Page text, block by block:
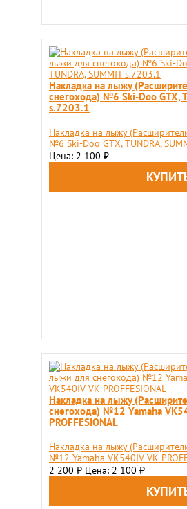
Накладка на лыжу
снегохода) №6 Ski-Doo GTX,
s.7203.1
Накладка на лыжу
№6 Ski-Doo GTX, TUNDRA,
Цена: 2 100 ₽
Накладка на лыжу
снегохода) №12 Yamaha
PROFFESIONAL
Накладка на лыжу
№12 Yamaha VK540IV VK
2 200 ₽ Цена: 2 100 ₽